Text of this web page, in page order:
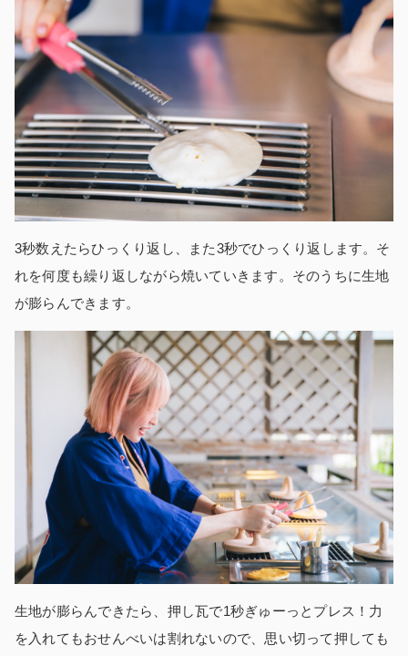
3秒数えたらひっくり返し、また3秒でひっくり返します。そ
れを何度も繰り返しながら焼いていきます。そのうちに生地
が膨らんできます。
生地が膨らんできたら、押し瓦で1秒ぎゅーっとプレス！力
を入れてもおせんべいは割れないので、思い切って押しても